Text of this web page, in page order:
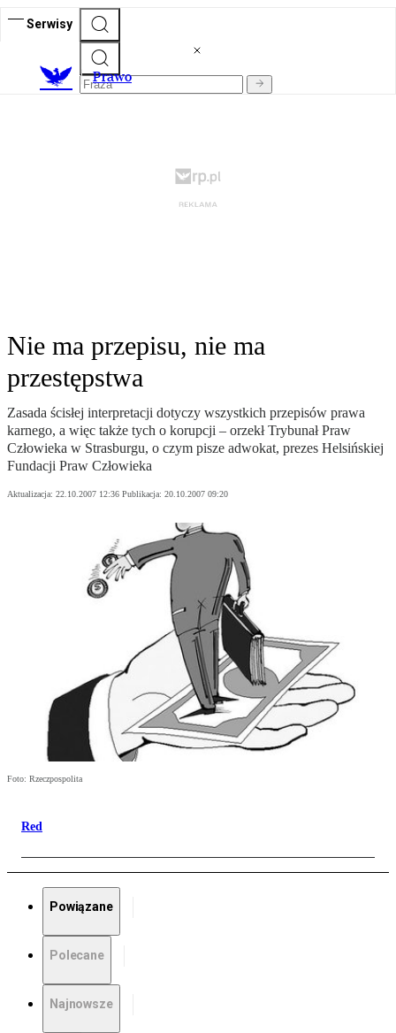
Serwisy
Prawo
Nie ma przepisu, nie ma
przestępstwa
Zasada ścisłej interpretacji dotyczy wszystkich przepisów prawa
karnego, a więc także tych o korupcji – orzekł Trybunał Praw
Człowieka w Strasburgu, o czym pisze adwokat, prezes Helsińskiej
Fundacji Praw Człowieka
Aktualizacja: 22.10.2007 12:36 Publikacja: 20.10.2007 09:20
Foto: Rzeczpospolita
Red
Powiązane
Polecane
Najnowsze